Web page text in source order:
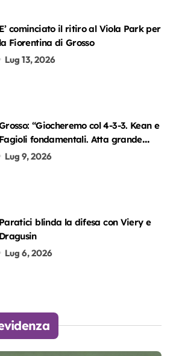
E’ cominciato il ritiro al Viola Park per
la Fiorentina di Grosso
Lug 13, 2026
“Giocheremo col 4-3-3. Kean e
Fagioli fondamentali. Atta grande
Lug 9, 2026
Paratici blinda la difesa con Viery e
Dragusin
Lug 6, 2026